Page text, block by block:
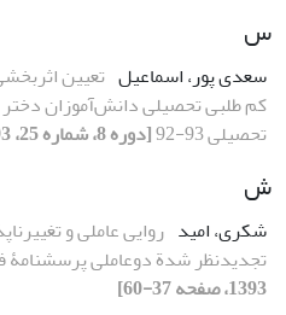
س
سعدی پور، اسماعیل تعیین
کم طلبی تحصیلی دانش‌آموزان
تحصیلی 93-92
[دوره 8، شماره 25، 1393، صفحه 179-191]
ش
شکری، امید روایی عاملی و
تجدیدنظر شدة دوعاملی پرسشنامۀ
1393، صفحه 37-60]